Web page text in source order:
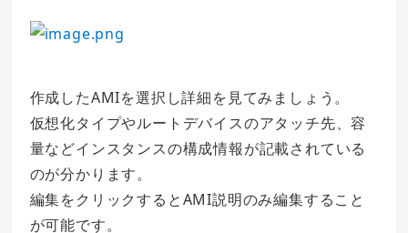
作成したAMIを選択し詳細を見てみましょう。
仮想化タイプやルートデバイスのアタッチ先、容
量などインスタンスの構成情報が記載されている
のが分かります。
編集をクリックするとAMI説明のみ編集すること
が可能です。